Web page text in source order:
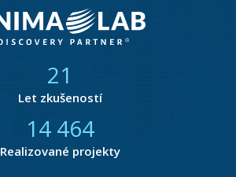
21
Let zkušeností
14 866
Realizované projekty